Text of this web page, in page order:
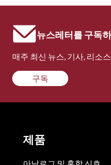
뉴스레터를 구독
매주 최신 뉴스, 기사, 리소
구독
제품